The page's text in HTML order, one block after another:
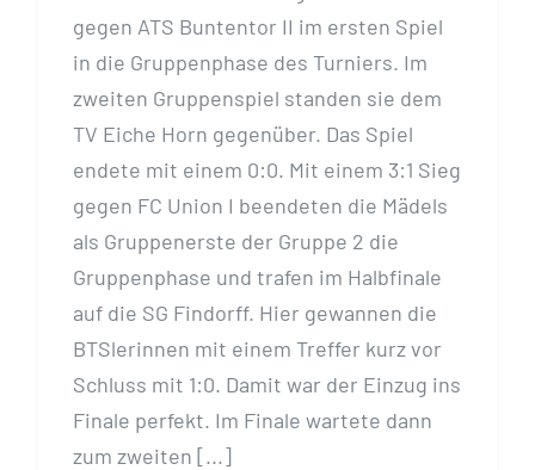
gegen ATS Buntentor II im ersten Spiel
in die Gruppenphase des Turniers. Im
zweiten Gruppenspiel standen sie dem
TV Eiche Horn gegenüber. Das Spiel
endete mit einem 0:0. Mit einem 3:1 Sieg
gegen FC Union I beendeten die Mädels
als Gruppenerste der Gruppe 2 die
Gruppenphase und trafen im Halbfinale
auf die SG Findorff. Hier gewannen die
BTSlerinnen mit einem Treffer kurz vor
Schluss mit 1:0. Damit war der Einzug ins
Finale perfekt. Im Finale wartete dann
zum zweiten [...]